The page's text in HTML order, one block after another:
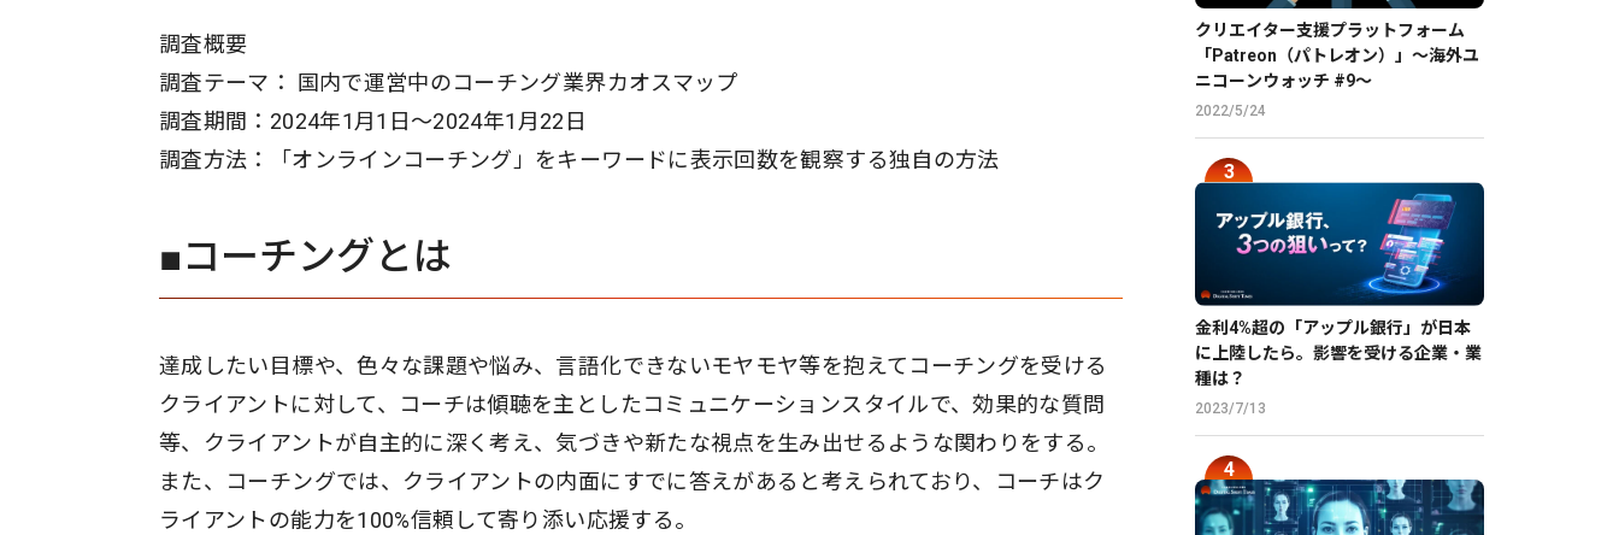
調査概要
調査テーマ： 国内で運営中のコーチング業界カオスマップ
調査期間：2024年1⽉1⽇〜2024年1⽉22⽇
調査方法：「オンラインコーチング」をキーワードに表示回数を観察する独自の方法
■コーチングとは
達成したい目標や、色々な課題や悩み、言語化できないモヤモヤ等を抱えてコーチングを受ける
クライアントに対して、コーチは傾聴を主としたコミュニケーションスタイルで、効果的な質問
等、クライアントが自主的に深く考え、気づきや新たな視点を生み出せるような関わりをする。
また、コーチングでは、クライアントの内面にすでに答えがあると考えられており、コーチはク
ライアントの能力を100%信頼して寄り添い応援する。
クリエイター支援プラットフォーム
「Patreon（パトレオン）」〜海外ユ
ニコーンウォッチ #9〜
2022/5/24
金利4%超の「アップル銀行」が日本
に上陸したら。影響を受ける企業・業
種は？
2023/7/13